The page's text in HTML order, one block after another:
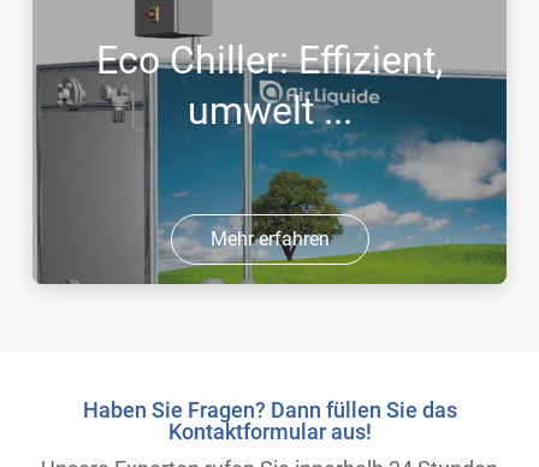
Eco Chiller: Effizient,
umwelt ...
Mehr erfahren
Haben Sie Fragen? Dann füllen Sie das
Kontaktformular aus!